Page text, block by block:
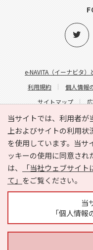
当サイトでは、利用者
上およびサイトの利用状
を使用しています。当サ
ッキーの使用に同意され
は、
「当社ウェブサイ
て」 をご覧ください。
当
「個人情
e-NAVITA（イーナビタ）
利用規約
個人情報
サイトマップ
サイトの
Copyright ©